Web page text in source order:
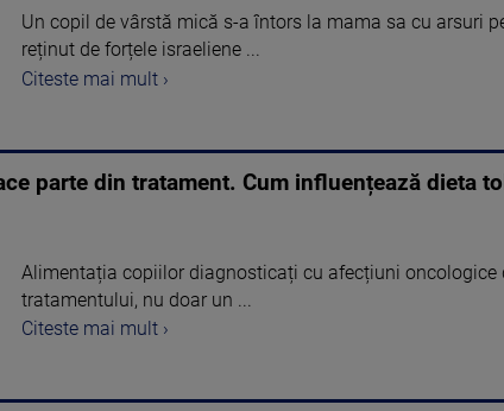
Un copil de vârstă mică s-a întors la mama sa cu arsuri
reținut de forțele israeliene ...
Citeste mai mult ›
parte din tratament. Cum influențează dieta
Alimentația copiilor diagnosticați cu afecțiuni oncologice
tratamentului, nu doar un ...
Citeste mai mult ›